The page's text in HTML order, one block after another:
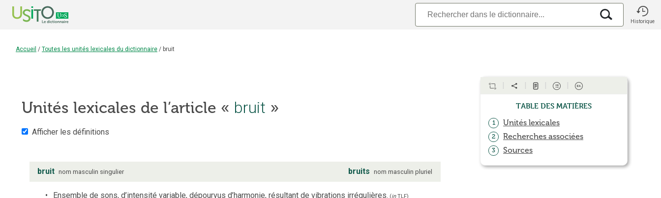
Historique
Accueil / Toutes les unités lexicales du dictionnaire / bruit
Unités lexicales de l’article « bruit »
Afficher les définitions
bruit nom masculin singulier bruits nom masculin pluriel
Ensemble de sons, d’intensité variable, dépourvus d’harmonie, résultant de vibrations irrégulières. (inTLF)
Table des matières
1 Unités lexicales
2 Recherches associées
3 Sources